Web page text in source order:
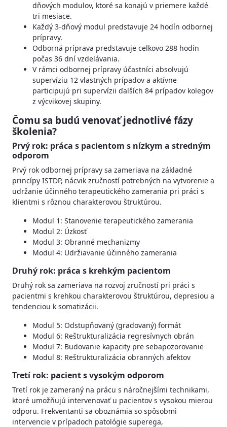
dňových modulov, ktoré sa konajú v priemere každé
tri mesiace.
Každý 3-dňový modul predstavuje 24 hodín odbornej
prípravy.
Odborná príprava predstavuje celkovo 288 hodín
počas 36 dní vzdelávania.
V rámci odbornej prípravy účastníci absolvujú
supervíziu 12 vlastných prípadov a aktívne
participujú pri supervízii ďalších 84 prípadov kolegov
z výcvikovej skupiny.
Čomu sa budú venovať jednotlivé fázy
školenia?
Prvý rok: práca s pacientom s nízkym a stredným
odporom
Prvý rok odbornej prípravy sa zameriava na základné
princípy ISTDP, nácvik zručností potrebných na vytvorenie a
udržanie účinného terapeutického zamerania pri práci s
klientmi s rôznou charakterovou štruktúrou.
Modul 1: Stanovenie terapeutického zamerania
Modul 2: Úzkosť
Modul 3: Obranné mechanizmy
Modul 4: Udržiavanie účinného zamerania
Druhý rok: práca s krehkým pacientom
Druhý rok sa zameriava na rozvoj zručností pri práci s
pacientmi s krehkou charakterovou štruktúrou, depresiou a
tendenciou k somatizácii.
Modul 5: Odstupňovaný (gradovaný) formát
Modul 6: Reštrukturalizácia regresívnych obrán
Modul 7: Budovanie kapacity pre sebapozorovanie
Modul 8: Reštrukturalizácia obranných afektov
Tretí rok: pacient s vysokým odporom
Tretí rok je zameraný na prácu s náročnejšími technikami,
ktoré umožňujú intervenovať u pacientov s vysokou mierou
odporu. Frekventanti sa oboznámia so spôsobmi
intervencie v prípadoch patológie superega,